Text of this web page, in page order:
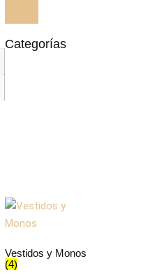
Categorías
Vestidos y Monos
(4)